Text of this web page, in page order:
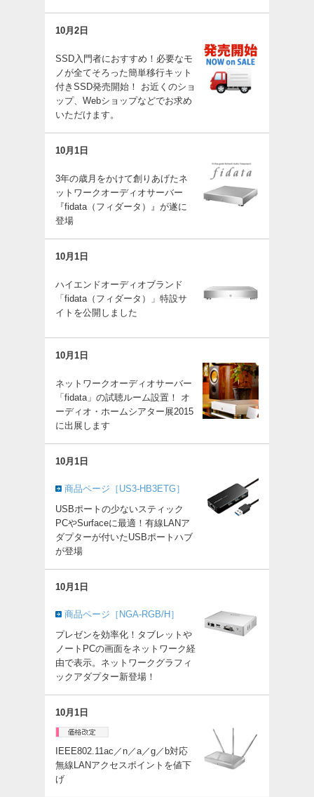
10月2日
SSD入門者におすすめ！必要なモ
ノが全てそろった簡単移行キット
付きSSD発売開始！ お近くのショ
ップ、Webショップなどでお求め
いただけます。
10月1日
3年の歳月をかけて創りあげたネ
ットワークオーディオサーバー
『fidata（フィダータ）』が遂に
登場
10月1日
ハイエンドオーディオブランド
「fidata（フィダータ）」特設サ
イトを公開しました
10月1日
ネットワークオーディオサーバー
「fidata」の試聴ルーム設置！ オ
ーディオ・ホームシアター展2015
に出展します
10月1日
商品ページ［US3-HB3ETG］
USBポートの少ないスティック
PCやSurfaceに最適！有線LANア
ダプターが付いたUSBポートハブ
が登場
10月1日
商品ページ［NGA-RGB/H］
プレゼンを効率化！タブレットや
ノートPCの画面をネットワーク経
由で表示。ネットワークグラフィ
ックアダプター新登場！
10月1日
IEEE802.11ac／n／a／g／b対応
無線LANアクセスポイントを値下
げ